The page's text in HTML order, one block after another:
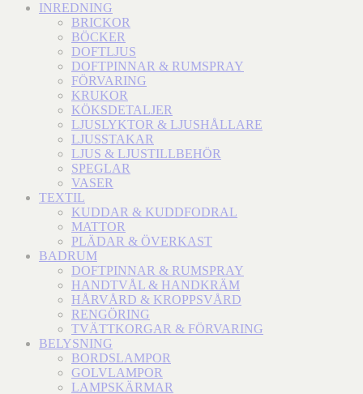
INREDNING
BRICKOR
BÖCKER
DOFTLJUS
DOFTPINNAR & RUMSPRAY
FÖRVARING
KRUKOR
KÖKSDETALJER
LJUSLYKTOR & LJUSHÅLLARE
LJUSSTAKAR
LJUS & LJUSTILLBEHÖR
SPEGLAR
VASER
TEXTIL
KUDDAR & KUDDFODRAL
MATTOR
PLÄDAR & ÖVERKAST
BADRUM
DOFTPINNAR & RUMSPRAY
HANDTVÅL & HANDKRÄM
HÅRVÅRD & KROPPSVÅRD
RENGÖRING
TVÄTTKORGAR & FÖRVARING
BELYSNING
BORDSLAMPOR
GOLVLAMPOR
LAMPSKÄRMAR